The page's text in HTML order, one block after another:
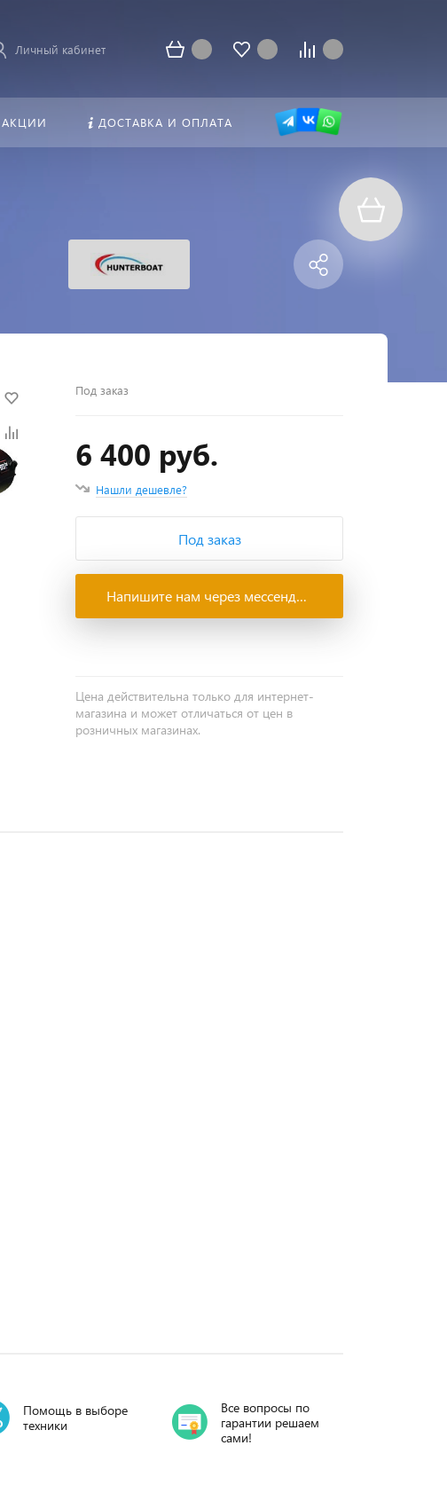
Личный кабинет
АКЦИИ ДОСТАВКА И ОПЛАТА
Под заказ
6 400 руб.
Нашли дешевле?
Под заказ
Напишите нам через мессенджеры
Цена действительна только для интернет-
магазина и может отличаться от цен в
розничных магазинах.
Помощь в выборе
техники
Все вопросы по
гарантии решаем
сами!